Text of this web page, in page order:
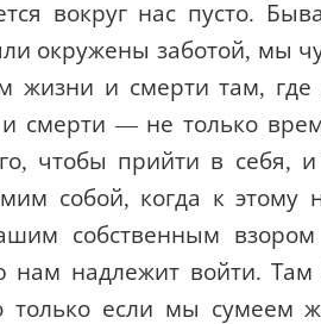
вокруг нас пусто.
окружены заботой, мы
жизни и смерти там, где
смерти — не только
чтобы прийти в себя,
собой, когда к
собственным
нам надлежит войти.
только если мы сумеем